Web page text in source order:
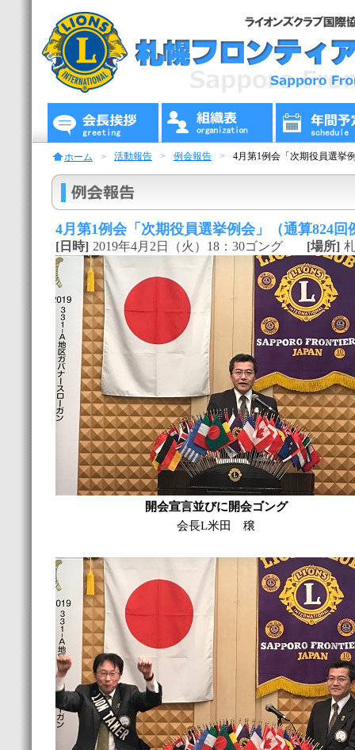
ホーム 活動報告 例会報告 4月第1例会「次期役員選挙
4月第1例会「次期役員選挙例会」（通算824回
[日時] 2019年4月2日（火）18：30ゴング [場所]
開会宣言並びに開会ゴング
会長L米田 穣